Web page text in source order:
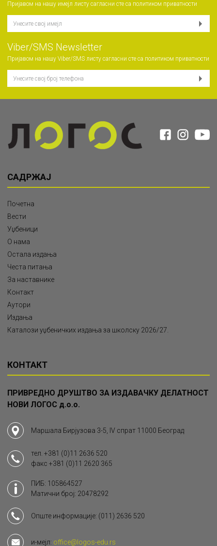
Пријавом на нашу имејл листу сагласни сте са политиком приватности
Viber/SMS Newsletter
Пријавом на нашу Viber/SMS листу сагласни сте са политиком приватности
САДРЖАЈ
Почетна
Вести
Уџбеници
О нама
Остала издања
Честа питања
За наставнике
Контакт
Аутори
Издања
Каталози уџбеничких издања за школску 2026/27.
КОНТАКТ
ПРИВРЕДНО ДРУШТВО ЗА ИЗДАВАЧКУ ДЕЛАТНОСТ
НОВИ ЛОГОС д.о.о.
Маршала Бирјузова 3-5, IV спрат 11000 Београд
тел. +381 (0)11 2636 520
факс +381 (0)11 2620 365
ПИБ: 105864527
Матични број: 20478292
Опште информације: (011) 2636 520
и-мејл: office@logos-edu.rs